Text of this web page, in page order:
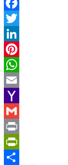
Facebook
Twitter
LinkedIn
Pinterest
WhatsApp
Email
Yahoo
Mail
Gmail
Print
PrintFriendly